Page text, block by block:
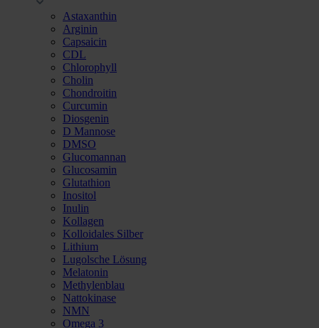
Astaxanthin
Arginin
Capsaicin
CDL
Chlorophyll
Cholin
Chondroitin
Curcumin
Diosgenin
D Mannose
DMSO
Glucomannan
Glucosamin
Glutathion
Inositol
Inulin
Kollagen
Kolloidales Silber
Lithium
Lugolsche Lösung
Melatonin
Methylenblau
Nattokinase
NMN
Omega 3